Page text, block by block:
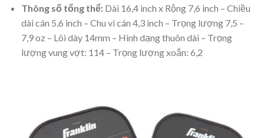
Thông số tổng thể:Dài 16,4 inch x Rộng 7,6 inch – Chiều
dài cán 5,6 inch – Chu vi cán 4,3 inch – Trọng lượng 7,5 –
7,9 oz – Lõi dày 14mm – Hình dạng thuôn dài – Trọng
lượng vung vợt: 114 – Trọng lượng xoắn: 6,2